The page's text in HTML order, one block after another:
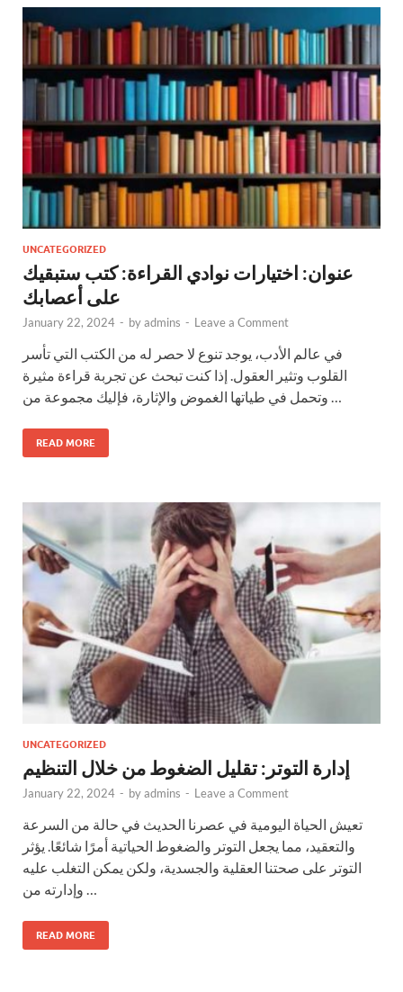
UNCATEGORIZED
عنوان: اختيارات نوادي القراءة: كتب ستبقيك
على أعصابك
January 22, 2024 - byadmins - Leave a Comment
في عالم الأدب، يوجد تنوع لا حصر له من الكتب التي تأسر
القلوب وتثير العقول. إذا كنت تبحث عن تجربة قراءة مثيرة
وتحمل في طياتها الغموض والإثارة، فإليك مجموعة من …
READ MORE
UNCATEGORIZED
إدارة التوتر: تقليل الضغوط من خلال التنظيم
January 22, 2024 - byadmins - Leave a Comment
تعيش الحياة اليومية في عصرنا الحديث في حالة من السرعة
والتعقيد، مما يجعل التوتر والضغوط الحياتية أمرًا شائعًا. يؤثر
التوتر على صحتنا العقلية والجسدية، ولكن يمكن التغلب عليه
وإدارته من …
READ MORE